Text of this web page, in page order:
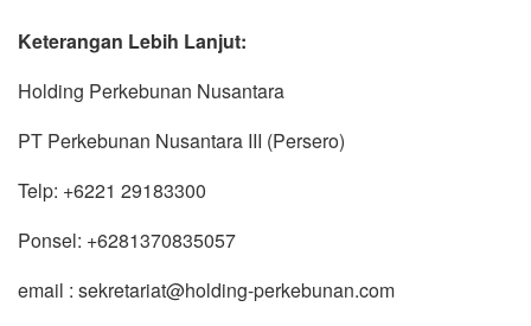
Keterangan Lebih Lanjut:
Holding Perkebunan Nusantara
PT Perkebunan Nusantara III (Persero)
Telp: +6221 29183300
Ponsel: +6281370835057
email : sekretariat@holding-perkebunan.com